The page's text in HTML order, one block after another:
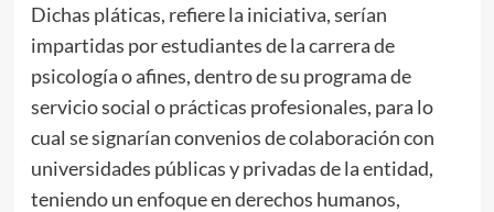
Dichas pláticas, refiere la iniciativa, serían
impartidas por estudiantes de la carrera de
psicología o afines, dentro de su programa de
servicio social o prácticas profesionales, para lo
cual se signarían convenios de colaboración con
universidades públicas y privadas de la entidad,
teniendo un enfoque en derechos humanos,